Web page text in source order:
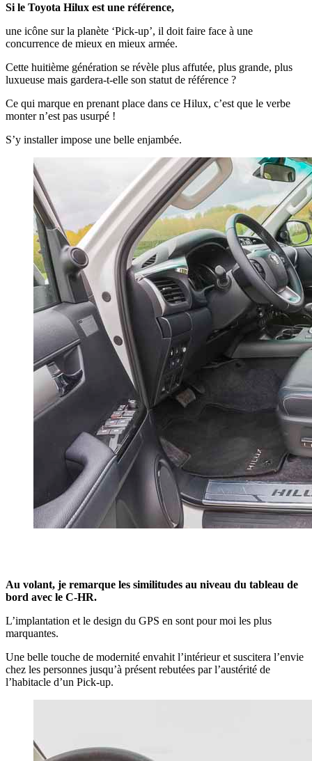
Si le Toyota Hilux est une référence,
une icône sur la planète ‘Pick-up’, il doit faire face à une
concurrence de mieux en mieux armée.
Cette huitième génération se révèle plus affutée, plus grande, plus
luxueuse mais gardera-t-elle son statut de référence ?
Ce qui marque en prenant place dans ce Hilux, c’est que le verbe
monter n’est pas usurpé !
S’y installer impose une belle enjambée.
Au volant, je remarque les similitudes au niveau du tableau de
bord avec le C-HR.
L’implantation et le design du GPS en sont pour moi les plus
marquantes.
Une belle touche de modernité envahit l’intérieur et suscitera l’envie
chez les personnes jusqu’à présent rebutées par l’austérité de
l’habitacle d’un Pick-up.